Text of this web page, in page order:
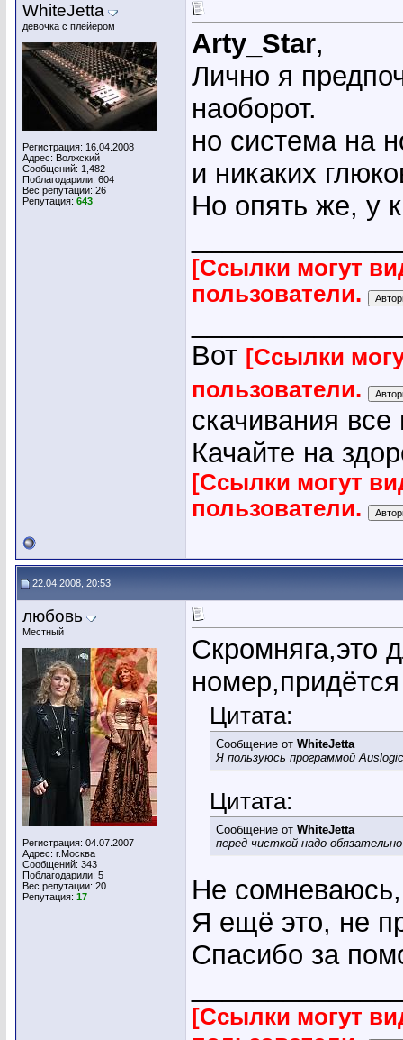
WhiteJetta
девочка с плейером
Регистрация: 16.04.2008
Адрес: Волжский
Сообщений: 1,482
Поблагодарили: 604
Вес репутации: 26
Репутация: 643
Arty_Star,
Лично я
наоборот.
но система на
и никаких
Но опять же, у
[Ссылки могут
пользователи.
Вот [Ссылки
пользователи.
скачивания
Качайте на
[Ссылки могут
пользователи.
22.04.2008, 20:53
любовь
Местный
Регистрация: 04.07.2007
Адрес: г.Москва
Сообщений: 343
Поблагодарили: 5
Вес репутации: 20
Репутация: 17
Скромняга,это
Цитата:
Сообщение от WhiteJetta
Я пользуюсь программой
Цитата:
Сообщение от WhiteJetta
перед чисткой надо
Не
Я ещё это, не
Спасибо за
[Ссылки могут